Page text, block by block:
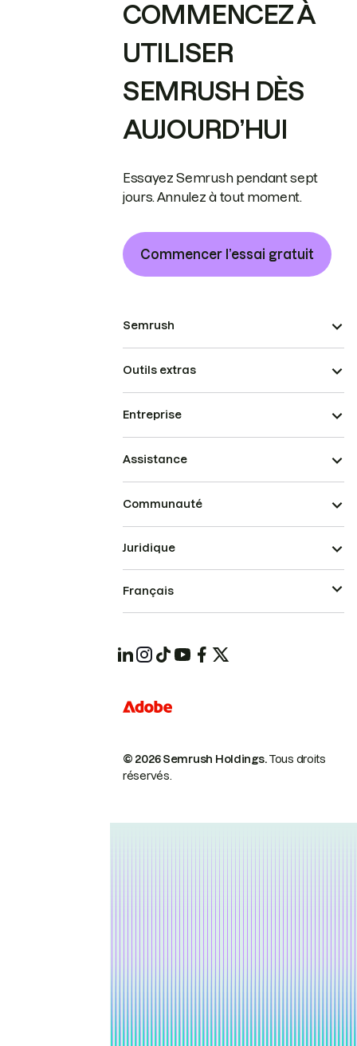
COMMENCEZ À
UTILISER
SEMRUSH DÈS
AUJOURD’HUI
Essayez Semrush pendant sept
jours. Annulez à tout moment.
Commencer l’essai gratuit
Semrush
Outils extras
Entreprise
Assistance
Communauté
© 2026 Semrush Holdings.Tous droits
réservés.
Juridique
Français